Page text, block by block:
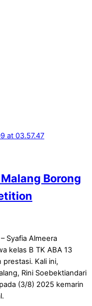
Borong
– Syafia Almeera
kelas B TK ABA 13
Kali ini,
Rini Soebektiandari
(3/8) 2025 kemarin